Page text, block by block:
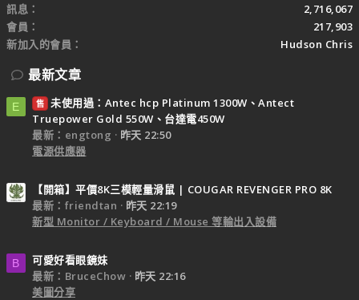
訊息
2,716,067
會員
217,903
新加入的會員
Hudson Chris
最新文章
E 售 未使用過：Antec hcp Platinum 1300W、Antect
Truepower Gold 550W、台達電450W
最新：engtong
昨天 22:50
電源供應器
【開箱】平價8K三模輕量滑鼠 | COUGAR REVENGER PRO 8K
最新：friendtan
昨天 22:19
新型 Monitor / Keyboard / Mouse 等輸出入設備
B
可愛好看眼鏡妹
最新：BruceChow
昨天 22:16
美圖分享